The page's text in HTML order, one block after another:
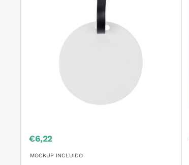
Precio
venta
€6,22
MOCKUP INCLUIDO